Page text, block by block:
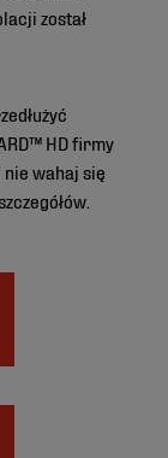
został
HD firmy
wahaj się